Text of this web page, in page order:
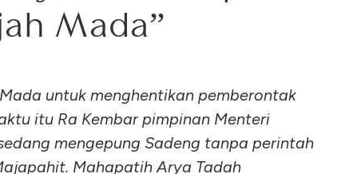
Mada”
untuk menghentikan pemberontak
itu Ra Kembar pimpinan Menteri
mengepung Sadeng tanpa perintah
Mahapatih Arya Tadah